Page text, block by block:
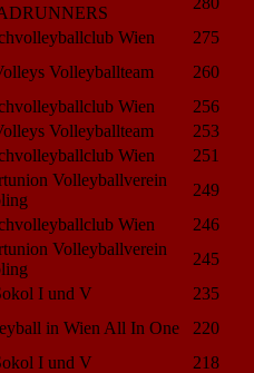
Wien
275
Volleyballteam
260
Wien
256
Volleyballteam
253
Wien
251
Volleyballverein
249
Wien
246
Volleyballverein
245
I und V
235
in Wien All In One
220
I und V
218